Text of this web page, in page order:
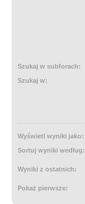
Szukaj w subforach:
Szukaj w:
Wyświetl wyniki jako:
Sortuj wyniki według:
Wyniki z ostatnich:
Pokaż pierwsze: